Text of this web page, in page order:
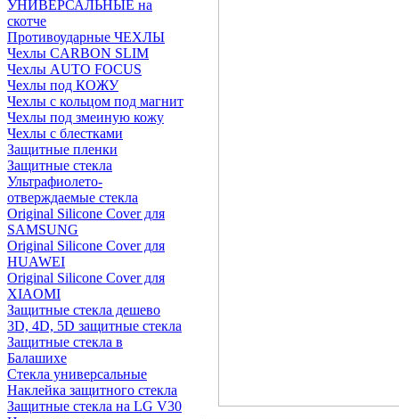
УНИВЕРСАЛЬНЫЕ на
скотче
Противоударные ЧЕХЛЫ
Чехлы CARBON SLIM
Чехлы AUTO FOCUS
Чехлы под КОЖУ
Чехлы с кольцом под магнит
Чехлы под змеиную кожу
Чехлы с блестками
Защитные пленки
Защитные стекла
Ультрафиолето-
отверждаемые стекла
Original Silicone Cover для
SAMSUNG
Original Silicone Cover для
HUAWEI
Original Silicone Cover для
XIAOMI
Защитные стекла дешево
3D, 4D, 5D защитные стекла
Защитные стекла в
Балашихе
Стекла универсальные
Наклейка защитного стекла
Защитные стекла на LG V30